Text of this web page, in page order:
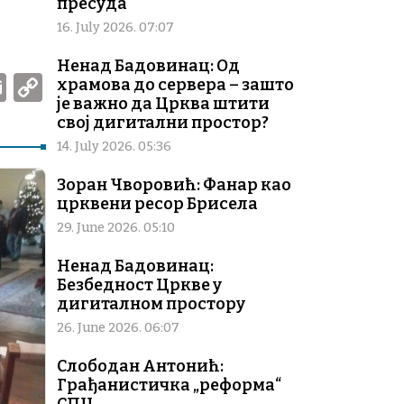
E
m
ai
l
C
o
p
y
Li
n
k
16. July 2026. 07:07
Ненад Бадовинац: Од
храмова до сервера – зашто
је важно да Црква штити
свој дигитални простор?
14. July 2026. 05:36
Зоран Чворовић: Фанар као
црквени ресор Брисела
29. June 2026. 05:10
Ненад Бадовинац:
Безбедност Цркве у
дигиталном простору
26. June 2026. 06:07
Слободан Антонић:
Грађанистичка „реформа“